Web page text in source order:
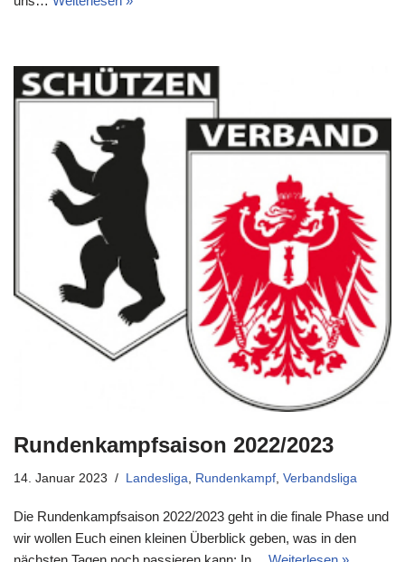
Rundenkampfsaison 2022/2023
14. Januar 2023 Landesliga, Rundenkampf, Verbandsliga
Die Rundenkampfsaison 2022/2023 geht in die finale Phase und
wir wollen Euch einen kleinen Überblick geben, was in den